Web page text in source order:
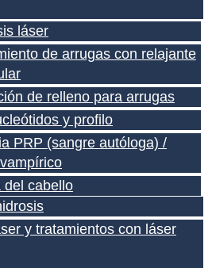
láser
de arrugas con relajante
de relleno para arrugas
y profilo
PRP (sangre autóloga) /
del cabello
y tratamientos con láser